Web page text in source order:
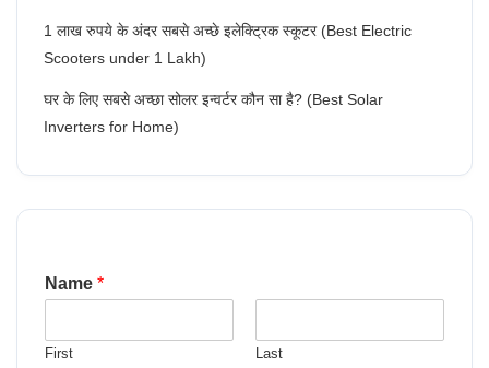
1 लाख रुपये के अंदर सबसे अच्छे इलेक्ट्रिक स्कूटर (Best Electric
Scooters under 1 Lakh)
घर के लिए सबसे अच्छा सोलर इन्वर्टर कौन सा है? (Best Solar
Inverters for Home)
Name *
First Last